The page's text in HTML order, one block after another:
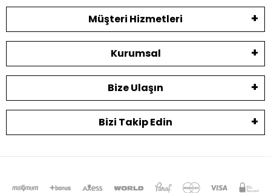
Müşteri Hizmetleri
Kurumsal
Bize Ulaşın
Bizi Takip Edin